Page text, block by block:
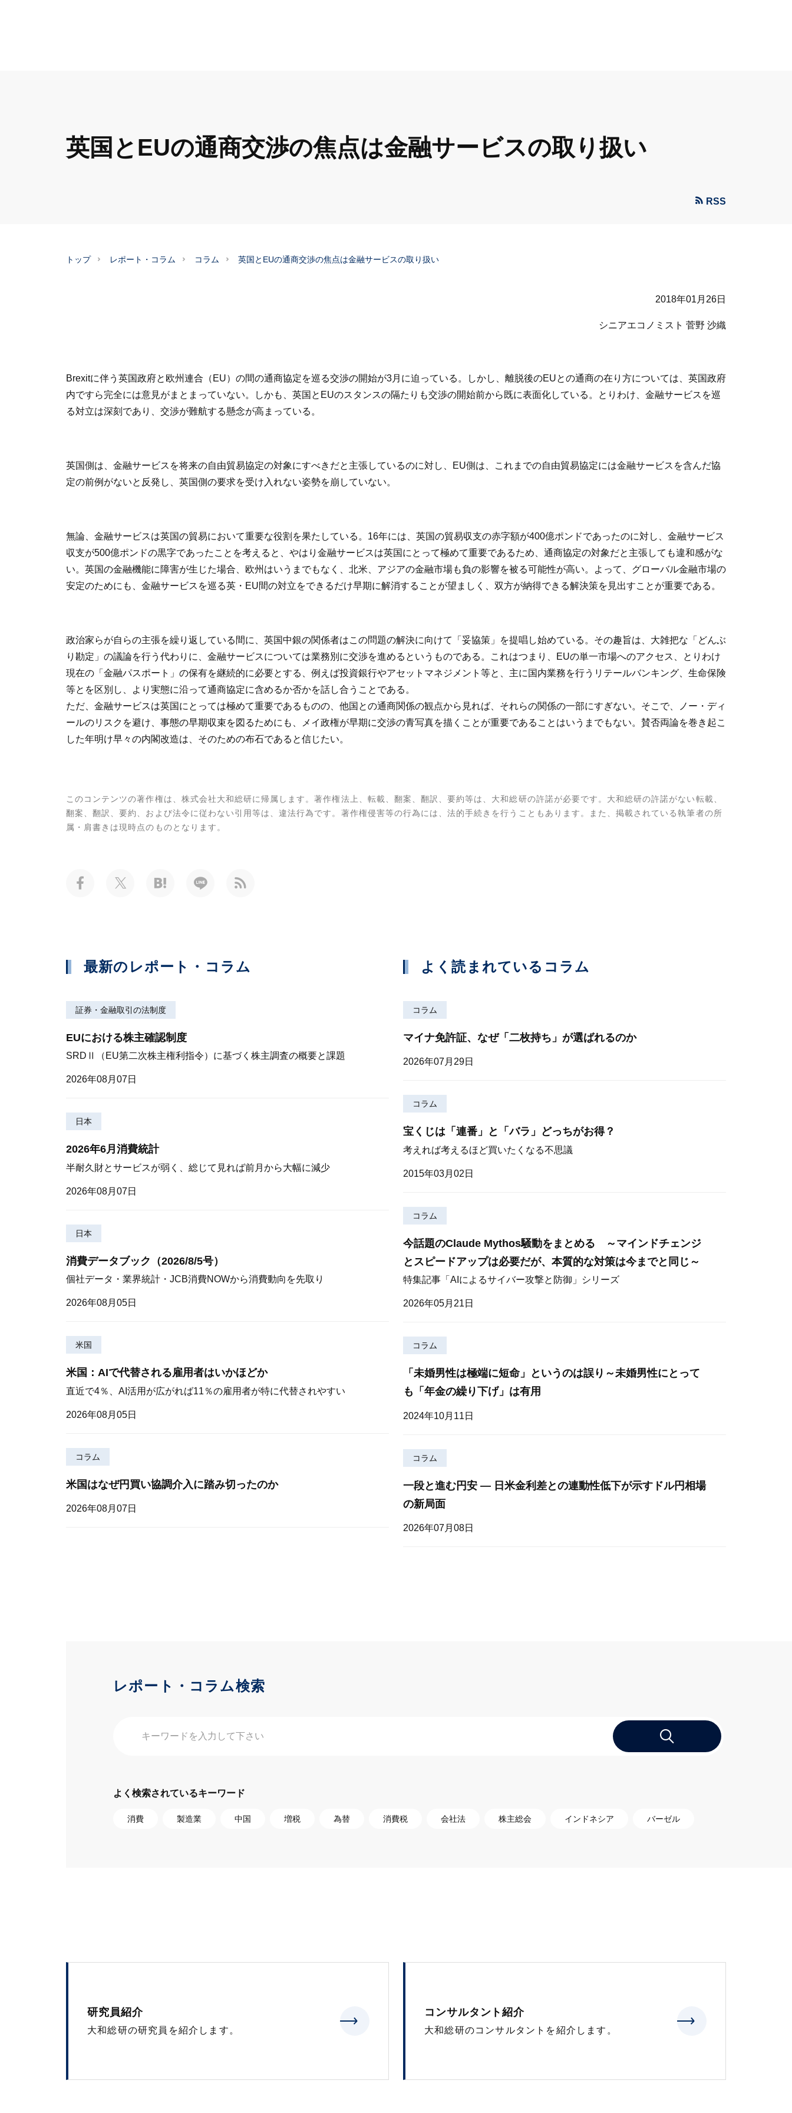
英国とEUの通商交渉の焦点は金融サービスの取り扱い
RSS
トップ レポート・コラム コラム 英国とEUの通商交渉の焦点は金融サービスの取り扱い
2018年01月26日
シニアエコノミスト 菅野 沙織
Brexitに伴う英国政府と欧州連合（EU）の間の通商協定を巡る交渉の開始が3月に迫っている。しかし、離脱後のEUとの通商の在り方については、英国政府
内ですら完全には意見がまとまっていない。しかも、英国とEUのスタンスの隔たりも交渉の開始前から既に表面化している。とりわけ、金融サービスを巡
る対立は深刻であり、交渉が難航する懸念が高まっている。
英国側は、金融サービスを将来の自由貿易協定の対象にすべきだと主張しているのに対し、EU側は、これまでの自由貿易協定には金融サービスを含んだ協
定の前例がないと反発し、英国側の要求を受け入れない姿勢を崩していない。
無論、金融サービスは英国の貿易において重要な役割を果たしている。16年には、英国の貿易収支の赤字額が400億ポンドであったのに対し、金融サービス
収支が500億ポンドの黒字であったことを考えると、やはり金融サービスは英国にとって極めて重要であるため、通商協定の対象だと主張しても違和感がな
い。英国の金融機能に障害が生じた場合、欧州はいうまでもなく、北米、アジアの金融市場も負の影響を被る可能性が高い。よって、グローバル金融市場の
安定のためにも、金融サービスを巡る英・EU間の対立をできるだけ早期に解消することが望ましく、双方が納得できる解決策を見出すことが重要である。
政治家らが自らの主張を繰り返している間に、英国中銀の関係者はこの問題の解決に向けて「妥協策」を提唱し始めている。その趣旨は、大雑把な「どんぶ
り勘定」の議論を行う代わりに、金融サービスについては業務別に交渉を進めるというものである。これはつまり、EUの単一市場へのアクセス、とりわけ
現在の「金融パスポート」の保有を継続的に必要とする、例えば投資銀行やアセットマネジメント等と、主に国内業務を行うリテールバンキング、生命保険
等とを区別し、より実態に沿って通商協定に含めるか否かを話し合うことである。
ただ、金融サービスは英国にとっては極めて重要であるものの、他国との通商関係の観点から見れば、それらの関係の一部にすぎない。そこで、ノー・ディ
ールのリスクを避け、事態の早期収束を図るためにも、メイ政権が早期に交渉の青写真を描くことが重要であることはいうまでもない。賛否両論を巻き起こ
した年明け早々の内閣改造は、そのための布石であると信じたい。
このコンテンツの著作権は、株式会社大和総研に帰属します。著作権法上、転載、翻案、翻訳、要約等は、大和総研の許諾が必要です。大和総研の許諾がない転載、
翻案、翻訳、要約、および法令に従わない引用等は、違法行為です。著作権侵害等の行為には、法的手続きを行うこともあります。また、掲載されている執筆者の所
属・肩書きは現時点のものとなります。
最新のレポート・コラム
証券・金融取引の法制度
EUにおける株主確認制度
SRDⅡ（EU第二次株主権利指令）に基づく株主調査の概要と課題
2026年08月07日
日本
2026年6月消費統計
半耐久財とサービスが弱く、総じて見れば前月から大幅に減少
2026年08月07日
日本
消費データブック（2026/8/5号）
個社データ・業界統計・JCB消費NOWから消費動向を先取り
2026年08月05日
米国
米国：AIで代替される雇用者はいかほどか
直近で4％、AI活用が広がれば11％の雇用者が特に代替されやすい
2026年08月05日
コラム
米国はなぜ円買い協調介入に踏み切ったのか
2026年08月07日
よく読まれているコラム
コラム
マイナ免許証、なぜ「二枚持ち」が選ばれるのか
2026年07月29日
コラム
宝くじは「連番」と「バラ」どっちがお得？
考えれば考えるほど買いたくなる不思議
2015年03月02日
コラム
今話題のClaude Mythos騒動をまとめる ～マインドチェンジ
とスピードアップは必要だが、本質的な対策は今までと同じ～
特集記事「AIによるサイバー攻撃と防御」シリーズ
2026年05月21日
コラム
「未婚男性は極端に短命」というのは誤り～未婚男性にとって
も「年金の繰り下げ」は有用
2024年10月11日
コラム
一段と進む円安 — 日米金利差との連動性低下が示すドル円相場
の新局面
2026年07月08日
レポート・コラム検索
よく検索されているキーワード
消費 製造業 中国 増税 為替 消費税 会社法 株主総会 インドネシア バーゼル
研究員紹介
大和総研の研究員を紹介します。
コンサルタント紹介
大和総研のコンサルタントを紹介します。